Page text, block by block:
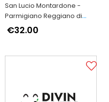
San Lucio Montardone -
Parmigiano Reggiano di
Montagna
€32.00